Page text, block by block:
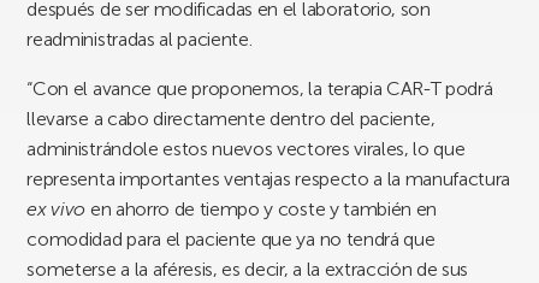
después de ser modificadas en el laboratorio, son
readministradas al paciente.
“Con el avance que proponemos, la terapia CAR-T podrá
llevarse a cabo directamente dentro del paciente,
administrándole estos nuevos vectores virales, lo que
representa importantes ventajas respecto a la manufactura
ex vivo en ahorro de tiempo y coste y también en
comodidad para el paciente que ya no tendrá que
someterse a la aféresis, es decir, a la extracción de sus